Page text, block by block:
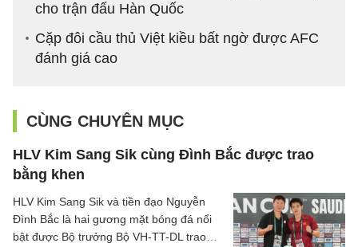
cho trận đấu Hàn Quốc
Cặp đôi cầu thủ Việt kiều bất ngờ được AFC
đánh giá cao
CÙNG CHUYÊN MỤC
HLV Kim Sang Sik cùng Đình Bắc được trao
bằng khen
HLV Kim Sang Sik và tiền đạo Nguyễn
Đình Bắc là hai gương mặt bóng đá nổi
bật được Bộ trưởng Bộ VH-TT-DL trao